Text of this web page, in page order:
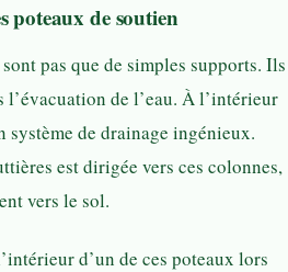
poteaux de soutien
pas que de simples supports. Ils
de l’eau. À l’intérieur
système de drainage ingénieux.
est dirigée vers ces colonnes,
vers le sol.
d’un de ces poteaux lors